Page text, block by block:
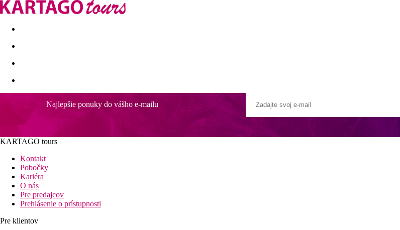
Last minute Dovolenkové kluby
Najlepšie ponuky do vášho e-mailu
KARTAGO tours
Kontakt
Pobočky
Kariéra
O nás
Pre predajcov
Prehlásenie o prístupnosti
Pre klientov